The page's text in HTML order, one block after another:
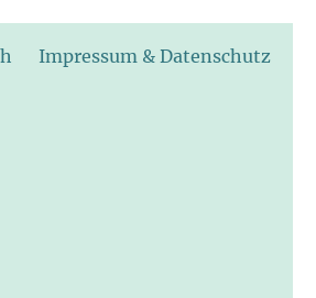
Impressum & Datenschutz